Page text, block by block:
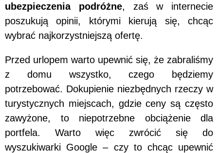
ubezpieczenia podróżne, zaś w internecie
poszukują opinii, którymi kierują się, chcąc
wybrać najkorzystniejszą ofertę.
Przed urlopem warto upewnić się, że zabraliśmy
z domu wszystko, czego będziemy
potrzebować. Dokupienie niezbędnych rzeczy w
turystycznych miejscach, gdzie ceny są często
zawyżone, to niepotrzebne obciążenie dla
portfela. Warto więc zwrócić się do
wyszukiwarki Google – czy to chcąc upewnić